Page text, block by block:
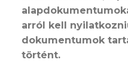
arról kell
dokumentumok
történt.